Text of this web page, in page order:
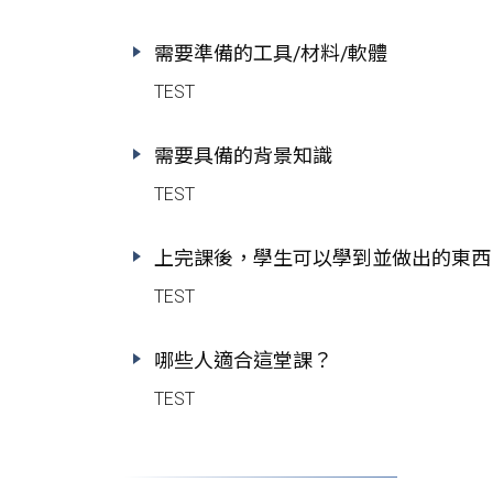
需要準備的工具/材料/軟體
TEST
需要具備的背景知識
TEST
上完課後，學生可以學到並做出的東西
TEST
哪些人適合這堂課？
TEST